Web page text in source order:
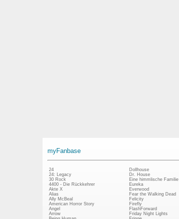
myFanbase
24
24: Legacy
30 Rock
4400 - Die Rückkehrer
Akte X
Alias
Ally McBeal
American Horror Story
Angel
Arrow
Dollhouse
Dr. House
Eine himmlische Familie
Eureka
Everwood
Fear the Walking Dead
Felicity
Firefly
FlashForward
Friday Night Lights